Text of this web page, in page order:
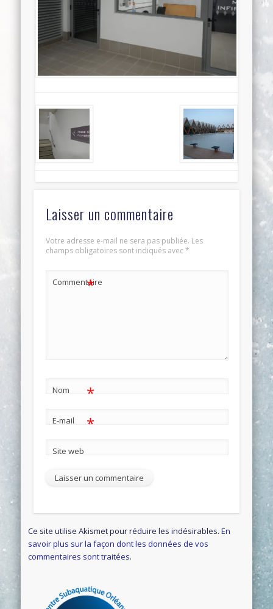
Laisser un commentaire
Votre adresse e-mail ne sera pas publiée. Les
champs obligatoires sont indiqués avec*
Commentaire
*
Nom *
E-mail *
Site web
Ce site utilise Akismet pour réduire les indésirables.En
savoir plus sur la façon dont les données de vos
commentaires sont traitées.